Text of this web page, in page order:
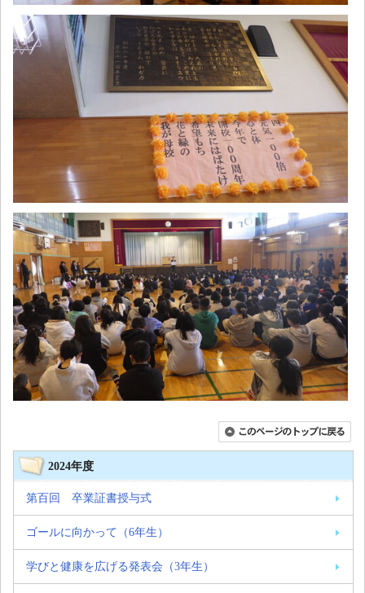
2024年度
第百回 卒業証書授与式
ゴールに向かって（6年生）
学びと健康を広げる発表会（3年生）